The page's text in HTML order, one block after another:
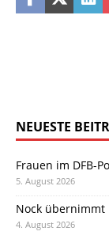
NEUESTE
Frauen im DFB-
5. August 2026
Nock
4. August 2026